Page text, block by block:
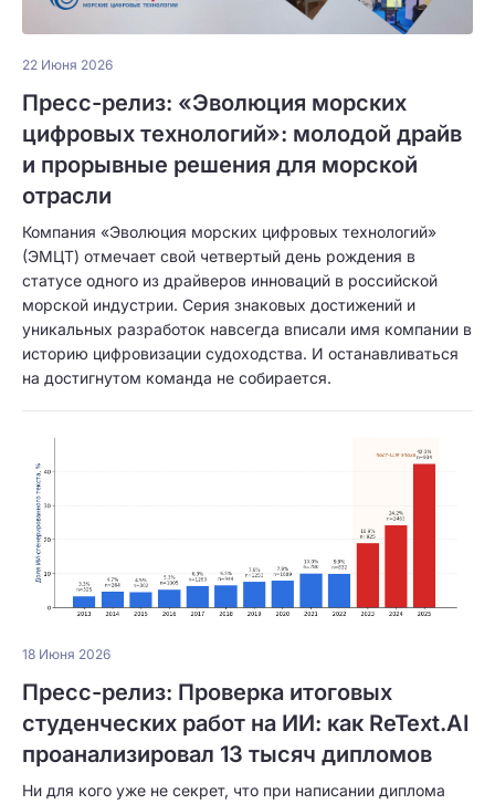
22 Июня 2026
Пресс-релиз: «Эволюция морских
цифровых технологий»: молодой драйв
и прорывные решения для морской
отрасли
Компания «Эволюция морских цифровых технологий»
(ЭМЦТ) отмечает свой четвертый день рождения в
статусе одного из драйверов инноваций в российской
морской индустрии. Серия знаковых достижений и
уникальных разработок навсегда вписали имя компании в
историю цифровизации судоходства. И останавливаться
на достигнутом команда не собирается.
18 Июня 2026
Пресс-релиз: Проверка итоговых
студенческих работ на ИИ: как ReText.AI
проанализировал 13 тысяч дипломов
Ни для кого уже не секрет, что при написании диплома